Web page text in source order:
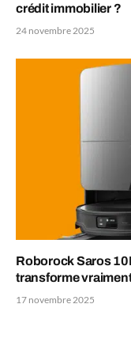
crédit immobilier ?
24 novembre 2025
Roborock Saros
transforme
17 novembre 2025